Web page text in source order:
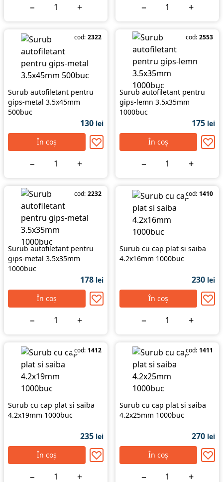
− + − +
cod: 2322
Surub autofiletant pentru
gips-metal 3.5x45mm
500buc
130 lei
În coș
− +
cod: 2553
Surub autofiletant pentru
gips-lemn 3.5x35mm
1000buc
175 lei
În coș
− +
cod: 2232
Surub autofiletant pentru
gips-metal 3.5x35mm
1000buc
178 lei
În coș
− +
cod: 1410
Surub cu cap plat si saiba
4.2x16mm 1000buc
230 lei
În coș
− +
cod: 1412
Surub cu cap plat si saiba
4.2x19mm 1000buc
235 lei
În coș
− +
cod: 1411
Surub cu cap plat si saiba
4.2x25mm 1000buc
270 lei
În coș
− +